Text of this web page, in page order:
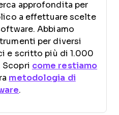
approfondita per
a effettuare scelte
Abbiamo
per diversi
e scritto più di 1.000
Scopri come restiamo
metodologia di
.